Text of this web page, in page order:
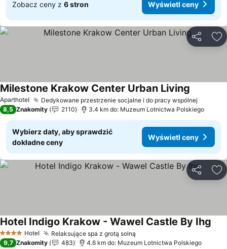
Zobacz ceny z 6 stron Wyświetl ceny
Aparthotel Dedykowane przestrzenie socjalne i do pracy wspólnej
Milestone Krakow Center Urban Living
8,5 Znakomity 2110 3.4 km do: Muzeum Lotnictwa Polskiego
Wybierz daty, aby sprawdzić
dokładne ceny
Wyświetl ceny
4 KategoriaHotel Relaksujące spa z grotą solną
Hotel Indigo Krakow - Wawel Castle By Ihg
9,7 Znakomity 483 4.6 km do: Muzeum Lotnictwa Polskiego